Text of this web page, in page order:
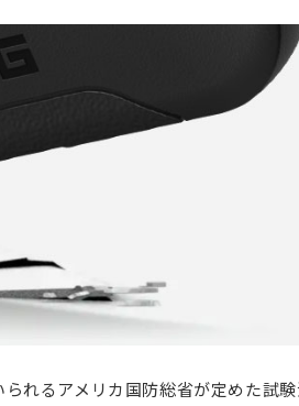
れるアメリカ国防総省が定めた試